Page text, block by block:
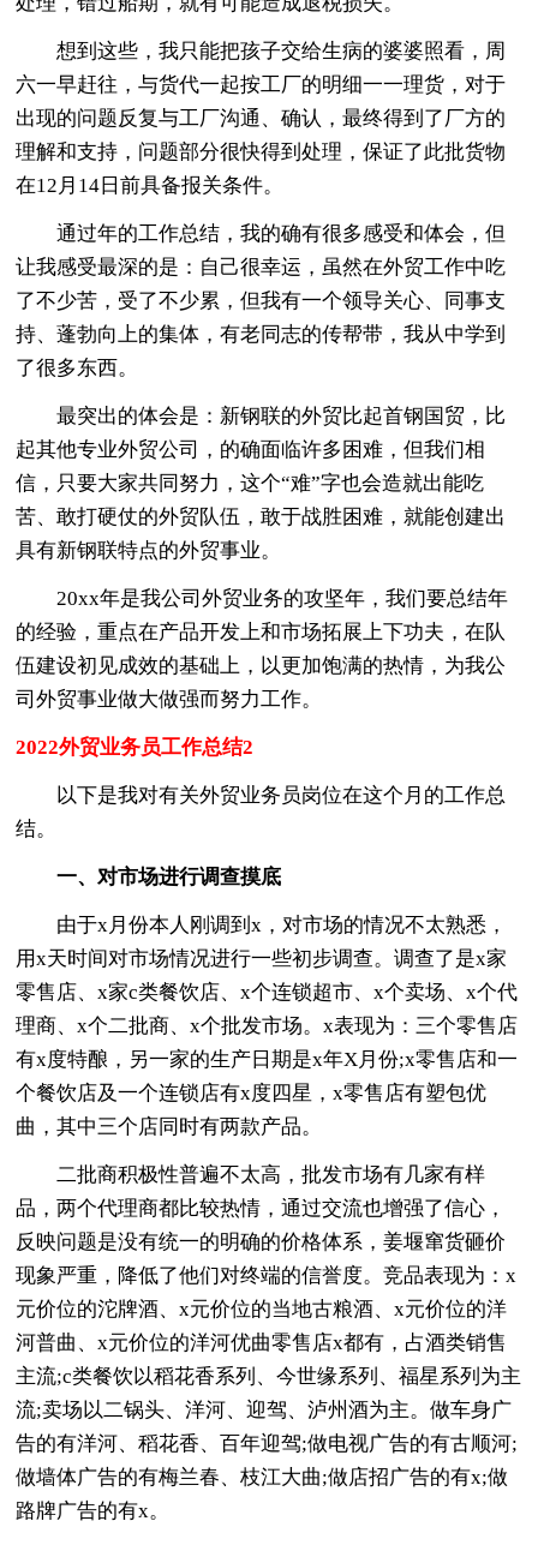
想到这些，我只能把孩子交给生病的婆婆照看，周
六一早赶往，与货代一起按工厂的明细一一理货，对于
出现的问题反复与工厂沟通、确认，最终得到了厂方的
理解和支持，问题部分很快得到处理，保证了此批货物
在12月14日前具备报关条件。
通过年的工作总结，我的确有很多感受和体会，但
让我感受最深的是：自己很幸运，虽然在外贸工作中吃
了不少苦，受了不少累，但我有一个领导关心、同事支
持、蓬勃向上的集体，有老同志的传帮带，我从中学到
了很多东西。
最突出的体会是：新钢联的外贸比起首钢国贸，比
起其他专业外贸公司，的确面临许多困难，但我们相
信，只要大家共同努力，这个“难”字也会造就出能吃
苦、敢打硬仗的外贸队伍，敢于战胜困难，就能创建出
具有新钢联特点的外贸事业。
20xx年是我公司外贸业务的攻坚年，我们要总结年
的经验，重点在产品开发上和市场拓展上下功夫，在队
伍建设初见成效的基础上，以更加饱满的热情，为我公
司外贸事业做大做强而努力工作。
2022外贸业务员工作总结2
以下是我对有关外贸业务员岗位在这个月的工作总
结。
一、对市场进行调查摸底
由于x月份本人刚调到x，对市场的情况不太熟悉，
用x天时间对市场情况进行一些初步调查。调查了是x家
零售店、x家c类餐饮店、x个连锁超市、x个卖场、x个代
理商、x个二批商、x个批发市场。x表现为：三个零售店
有x度特酿，另一家的生产日期是x年X月份;x零售店和一
个餐饮店及一个连锁店有x度四星，x零售店有塑包优
曲，其中三个店同时有两款产品。
二批商积极性普遍不太高，批发市场有几家有样
品，两个代理商都比较热情，通过交流也增强了信心，
反映问题是没有统一的明确的价格体系，姜堰窜货砸价
现象严重，降低了他们对终端的信誉度。竞品表现为：x
元价位的沱牌酒、x元价位的当地古粮酒、x元价位的洋
河普曲、x元价位的洋河优曲零售店x都有，占酒类销售
主流;c类餐饮以稻花香系列、今世缘系列、福星系列为主
流;卖场以二锅头、洋河、迎驾、泸州酒为主。做车身广
告的有洋河、稻花香、百年迎驾;做电视广告的有古顺河;
做墙体广告的有梅兰春、枝江大曲;做店招广告的有x;做
路牌广告的有x。